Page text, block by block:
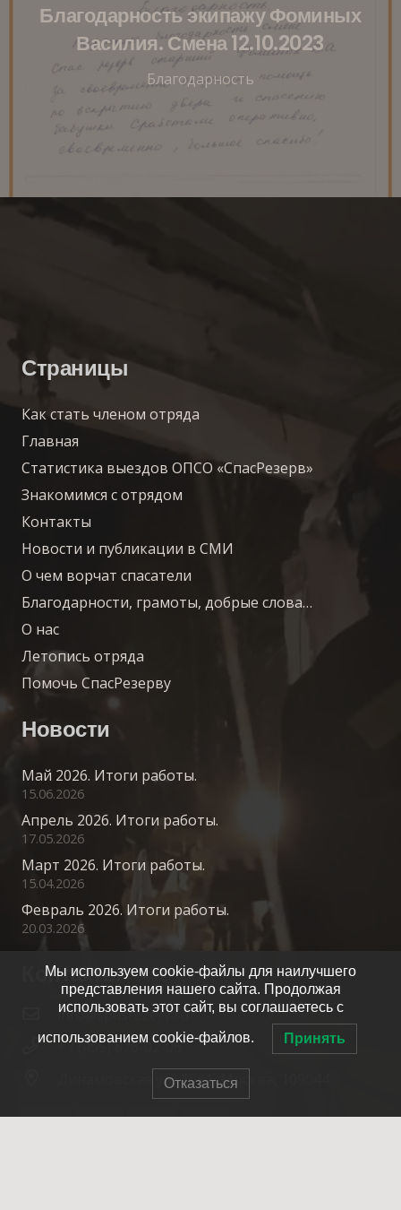
Благодарность экипажу Фоминых
Василия. Смена 12.10.2023
Благодарность
Страницы
Как стать членом отряда
Главная
Статистика выездов ОПСО «СпасРезерв»
Знакомимся с отрядом
Контакты
Новости и публикации в СМИ
О чем ворчат спасатели
Благодарности, грамоты, добрые слова…
О нас
Летопись отряда
Помочь СпасРезерву
Новости
Май 2026. Итоги работы.
15.06.2026
Апрель 2026. Итоги работы.
17.05.2026
Март 2026. Итоги работы.
15.04.2026
Февраль 2026. Итоги работы.
20.03.2026
Контакты
info@spasrezerv.ru
+7 (495) 676-02-06
Динамовская ул., 10к1, Москва, 109044
Мы используем cookie-файлы для наилучшего
представления нашего сайта. Продолжая
использовать этот сайт, вы соглашаетесь с
использованием cookie-файлов. Принять
Отказаться